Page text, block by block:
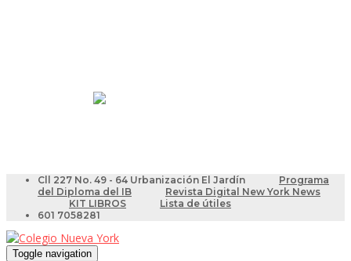
Cll 227 No. 49 - 64 Urbanización El Jardín
Programa
del Diploma del IB
Revista Digital New York News
KIT LIBROS
Lista de útiles
601 7058281
Toggle navigation